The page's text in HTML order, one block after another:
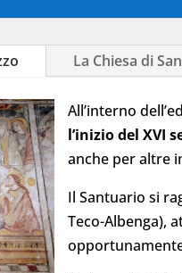
La Chiesa di
All’interno
l’inizio del XVI
anche per altre
Il Santuario si
Teco-Albenga),